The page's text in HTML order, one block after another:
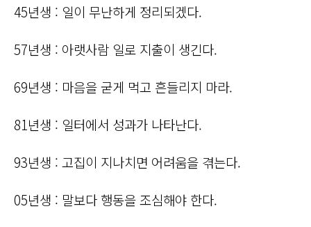
45년생 : 일이 무난하게 정리되겠다.
57년생 : 아랫사람 일로 지출이 생긴다.
69년생 : 마음을 굳게 먹고 흔들리지 마라.
81년생 : 일터에서 성과가 나타난다.
93년생 : 고집이 지나치면 어려움을 겪는다.
05년생 : 말보다 행동을 조심해야 한다.